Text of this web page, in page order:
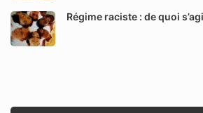
Régime raciste : de quoi